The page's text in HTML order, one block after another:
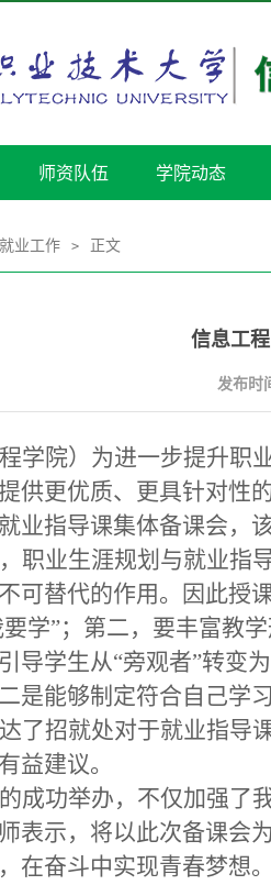
师资队伍 学院动态
就业工作 > 正文
信息工
发布时
学院）为进一步提升职
供更优质、更具针对性
业指导课集体备课会，
职业生涯规划与就业指
可替代的作用。因此授
要学”；第二，要丰富教
导学生从“旁观者”转变
是能够制定符合自己学
了招就处对于就业指导
益建议。
成功举办，不仅加强了
表示，将以此次备课会
在奋斗中实现青春梦想